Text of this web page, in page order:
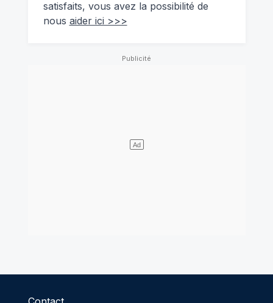
satisfaits, vous avez la possibilité de
nous aider ici >>>